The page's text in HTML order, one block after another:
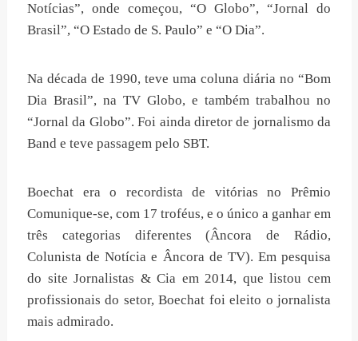
Notícias”, onde começou, “O Globo”, “Jornal do
Brasil”, “O Estado de S. Paulo” e “O Dia”.
Na década de 1990, teve uma coluna diária no “Bom
Dia Brasil”, na TV Globo, e também trabalhou no
“Jornal da Globo”. Foi ainda diretor de jornalismo da
Band e teve passagem pelo SBT.
Boechat era o recordista de vitórias no Prêmio
Comunique-se, com 17 troféus, e o único a ganhar em
três categorias diferentes (Âncora de Rádio,
Colunista de Notícia e Âncora de TV). Em pesquisa
do site Jornalistas & Cia em 2014, que listou cem
profissionais do setor, Boechat foi eleito o jornalista
mais admirado.